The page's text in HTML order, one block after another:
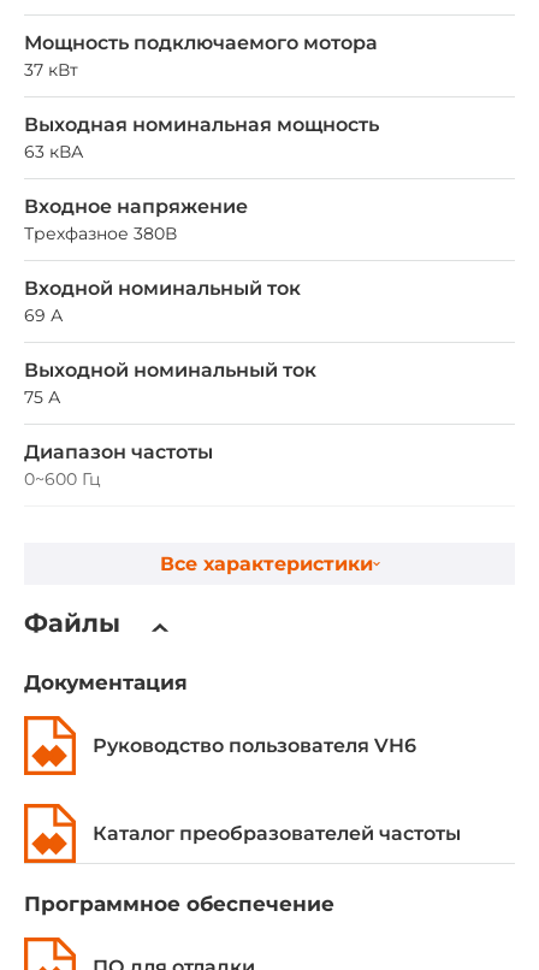
Мощность подключаемого мотора
37 кВт
Выходная номинальная мощность
63 кВА
Входное напряжение
Трехфазное 380В
Входной номинальный ток
69 А
Выходной номинальный ток
75 А
Диапазон частоты
0~600 Гц
235.6 мм
Глубина
Высота
Эксплуатационные характеристики
Температура эксплуатации
Все характеристики
Файлы
Документация
Руководство пользователя VH6
Каталог преобразователей частоты
Программное обеспечение